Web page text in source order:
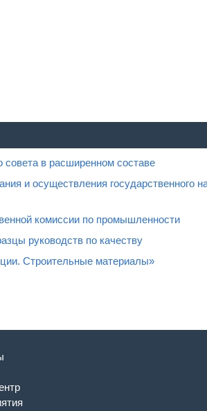
совета в расширенном составе
и осуществления государственного
комиссии по промышленности
руководств по качеству
Строительные материалы»